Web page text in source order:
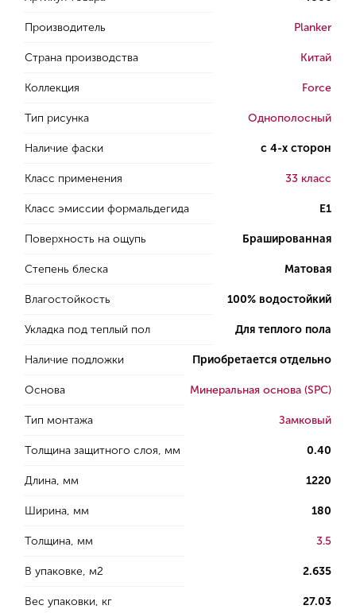
Производитель Planker
Страна производства Китай
Коллекция Force
Тип рисунка Однополосный
Наличие фаски с 4-х сторон
Класс применения 33 класс
Класс эмиссии формальдегида E1
Поверхность на ощупь Брашированная
Степень блеска Матовая
Влагостойкость 100% водостойкий
Укладка под теплый пол Для теплого пола
Наличие подложки Приобретается отдельно
Основа Минеральная основа (SPC)
Тип монтажа Замковый
Толщина защитного слоя, мм 0.40
Длина, мм 1220
Ширина, мм 180
Толщина, мм 3.5
В упаковке, м2 2.635
Вес упаковки, кг 27.03